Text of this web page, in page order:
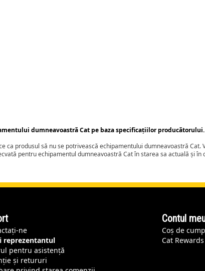
dumneavoastră Cat pe baza specificațiilor producătorului.
produsul să nu se potrivească echipamentului dumneavoastră
pentru echipamentul dumneavoastră Cat în starea sa actuală și
ne
reprezentantul
pentru asistență
și retururi
Contul
Coș de
Cat Rewards